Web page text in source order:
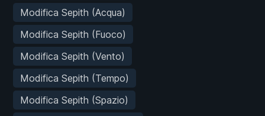
Modifica Sepith (Acqua)
Modifica Sepith (Fuoco)
Modifica Sepith (Vento)
Modifica Sepith (Tempo)
Modifica Sepith (Spazio)